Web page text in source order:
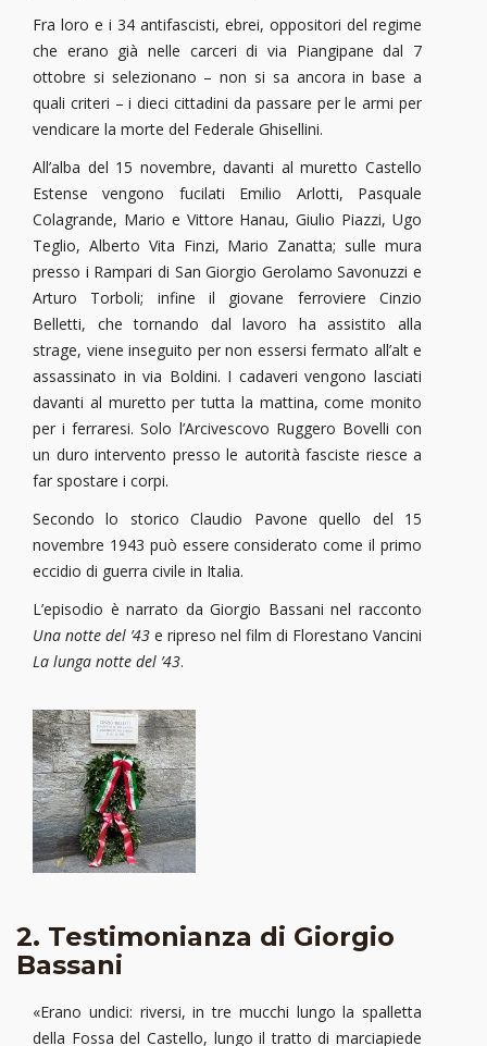
Fra loro e i 34 antifascisti, ebrei, oppositori del regime
che erano già nelle carceri di via Piangipane dal 7
ottobre si selezionano – non si sa ancora in base a
quali criteri – i dieci cittadini da passare per le armi per
vendicare la morte del Federale Ghisellini.
All’alba del 15 novembre, davanti al muretto Castello
Estense vengono fucilati Emilio Arlotti, Pasquale
Colagrande, Mario e Vittore Hanau, Giulio Piazzi, Ugo
Teglio, Alberto Vita Finzi, Mario Zanatta; sulle mura
presso i Rampari di San Giorgio Gerolamo Savonuzzi e
Arturo Torboli; infine il giovane ferroviere Cinzio
Belletti, che tornando dal lavoro ha assistito alla
strage, viene inseguito per non essersi fermato all’alt e
assassinato in via Boldini. I cadaveri vengono lasciati
davanti al muretto per tutta la mattina, come monito
per i ferraresi. Solo l’Arcivescovo Ruggero Bovelli con
un duro intervento presso le autorità fasciste riesce a
far spostare i corpi.
Secondo lo storico Claudio Pavone quello del 15
novembre 1943 può essere considerato come il primo
eccidio di guerra civile in Italia.
L’episodio è narrato da Giorgio Bassani nel racconto
Una notte del ’43 e ripreso nel film di Florestano Vancini
La lunga notte del ’43.
2. Testimonianza di Giorgio
Bassani
«Erano undici: riversi, in tre mucchi lungo la spalletta
della Fossa del Castello, lungo il tratto di marciapiede